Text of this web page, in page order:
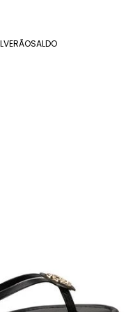
VERÃOSALDO